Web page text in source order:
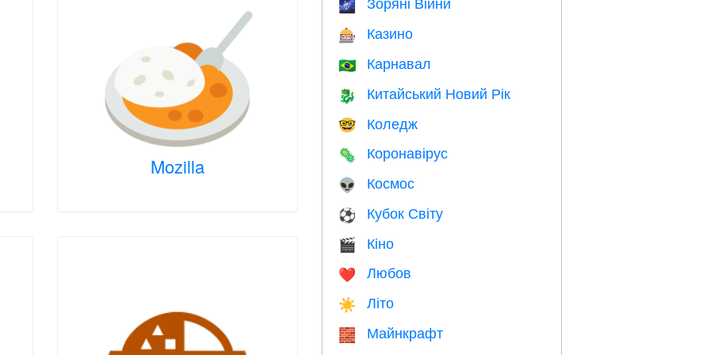
Mozilla
🌌
🎰 Казино
🇧🇷 Карнавал
🐉 Китайський Новий Рік
🤓 Коледж
🦠 Коронавірус
👽 Космос
⚽ Кубок Світу
🎬 Кіно
❤️️ Любов
☀️ Літо
🧱
Майнкрафт